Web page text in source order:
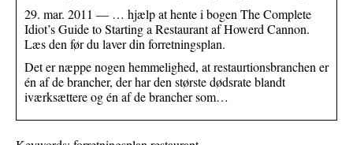
29. mar. 2011 — … hjælp at hente i bogen The Complete
Idiot’s Guide to Starting a Restaurant af Howerd Cannon.
Læs den før du laver din forretningsplan.
Det er næppe nogen hemmelighed, at restaurtionsbranchen er
én af de brancher, der har den største dødsrate blandt
iværksættere og én af de brancher som…